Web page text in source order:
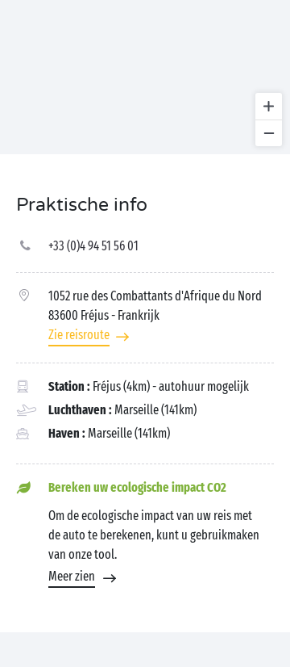
Praktische info
+33 (0)4 94 51 56 01
1052 rue des Combattants d'Afrique du Nord
83600 Fréjus- Frankrijk
Zie reisroute
Station : Fréjus (4km) - autohuur mogelijk
Luchthaven : Marseille (141km)
Haven : Marseille (141km)
Bereken uw ecologische impact CO2
Om de ecologische impact van uw reis met
de auto te berekenen, kunt u gebruikmaken
van onze tool.
Meer zien